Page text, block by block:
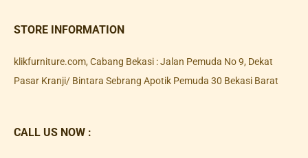
STORE INFORMATION
klikfurniture.com, Cabang Bekasi : Jalan Pemuda No 9, Dekat
Pasar Kranji/ Bintara Sebrang Apotik Pemuda 30 Bekasi Barat
CALL US NOW :